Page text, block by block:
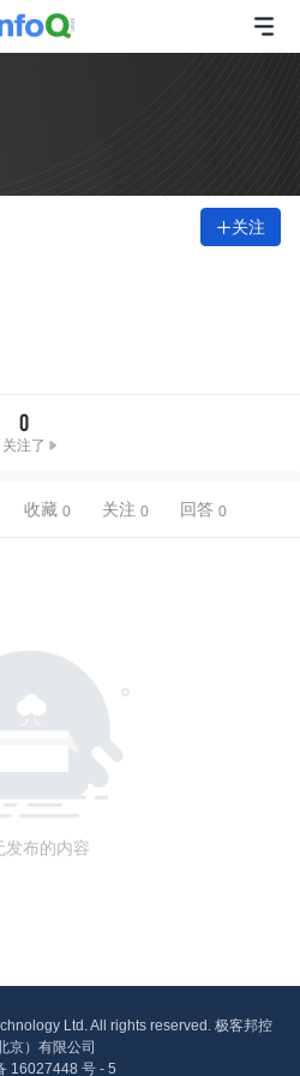
关注
0
关注了
收藏 关注 回答
发布的内容
Ltd. All rights reserved. 极客邦控
京）有限公司
16027448 号 - 5